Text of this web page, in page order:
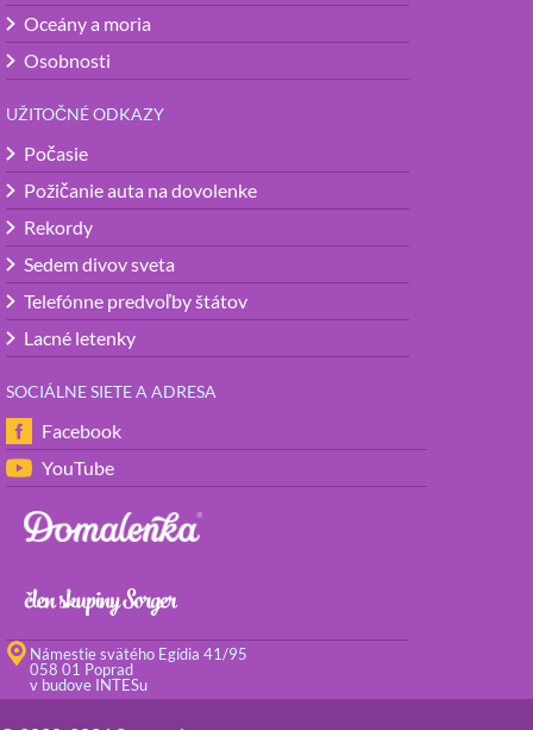
Oceány a moria
Osobnosti
UŽITOČNÉ ODKAZY
Počasie
Požičanie auta na dovolenke
Rekordy
Sedem divov sveta
Telefónne predvoľby štátov
Lacné letenky
SOCIÁLNE SIETE A ADRESA
Facebook
YouTube
Námestie svätého Egídia 41/95
058 01 Poprad
v budove INTESu